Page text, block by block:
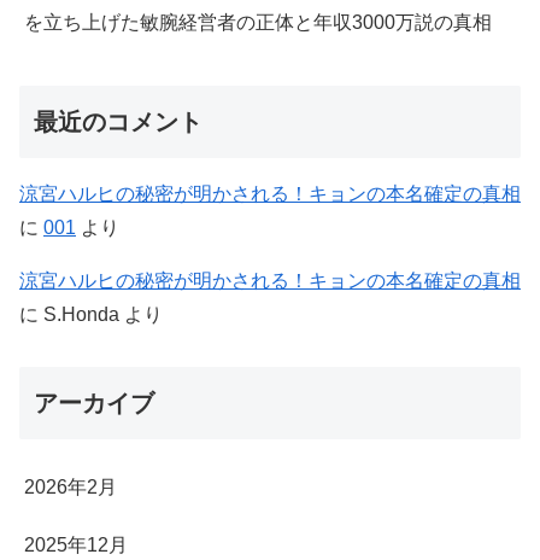
を立ち上げた敏腕経営者の正体と年収3000万説の真相
最近のコメント
涼宮ハルヒの秘密が明かされる！キョンの本名確定の真相
に 001 より
涼宮ハルヒの秘密が明かされる！キョンの本名確定の真相
に S.Honda より
アーカイブ
2026年2月
2025年12月